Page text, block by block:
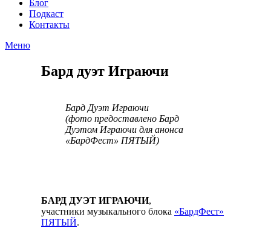
Блог
Подкаст
Контакты
Меню
Бард дуэт Играючи
Бард Дуэт Играючи
(фото предоставлено Бард
Дуэтом Играючи для анонса
«БардФест» ПЯТЫЙ)
БАРД ДУЭТ ИГРАЮЧИ,
участники музыкального блока «БардФест»
ПЯТЫЙ.